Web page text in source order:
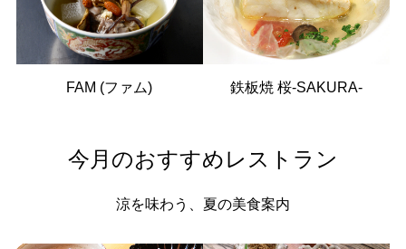
FAM (ファム) 鉄板焼 桜-SAKURA-
今月のおすすめレストラン
涼を味わう、夏の美食案内